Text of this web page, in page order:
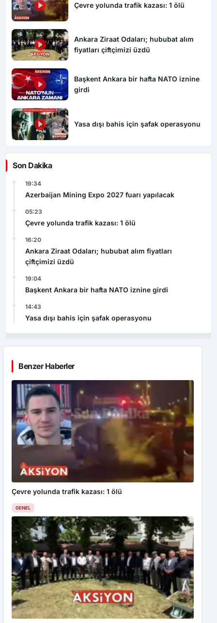
Çevre yolunda trafik kazası: 1 ölü
Ankara Ziraat Odaları; hububat alım
fiyatları çiftçimizi üzdü
Başkent Ankara bir hafta NATO iznine
girdi
Yasa dışı bahis için şafak operasyonu
Son Dakika
19:34
Azerbaijan Mining Expo 2027 fuarı yapılacak
05:23
Çevre yolunda trafik kazası: 1 ölü
16:20
Ankara Ziraat Odaları; hububat alım fiyatları
çiftçimizi üzdü
19:04
Başkent Ankara bir hafta NATO iznine girdi
14:43
Yasa dışı bahis için şafak operasyonu
Benzer Haberler
Çevre yolunda trafik kazası: 1 ölü
GENEL